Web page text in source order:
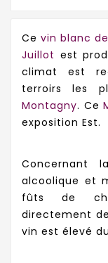
Ce vin blanc
Juillot est
climat est
terroirs les
Montagny. Ce
exposition Est.
Concernant
alcoolique et
fûts de
directement
vin est élevé